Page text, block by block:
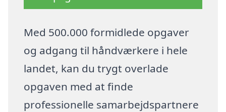
Med 500.000 formidlede opgaver
og adgang til håndværkere i hele
landet, kan du trygt overlade
opgaven med at finde
professionelle samarbejdspartnere